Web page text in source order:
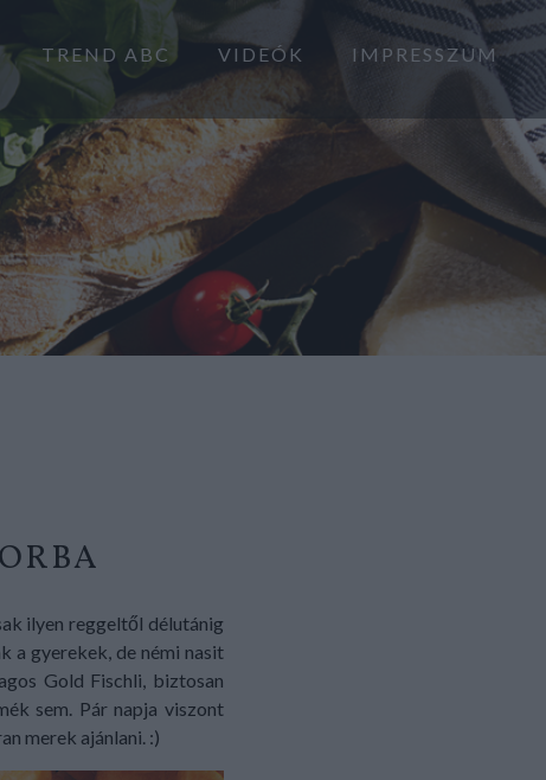
TREND ABC VIDEÓK IMPRESSZUM
ilyen reggeltől délutánig
a gyerekek, de némi nasit
Gold Fischli, biztosan
sem. Pár napja viszont
merek ajánlani. :)